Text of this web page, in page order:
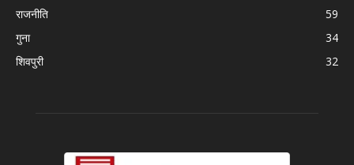
राजनीति
59
गुना
34
शिवपुरी
32